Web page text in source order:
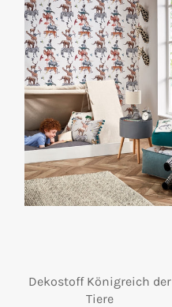
Dekostoff Königreich der
Tiere